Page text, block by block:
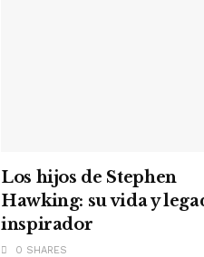
Los hijos de Stephen
Hawking: su vida y
inspirador
0 SHARES